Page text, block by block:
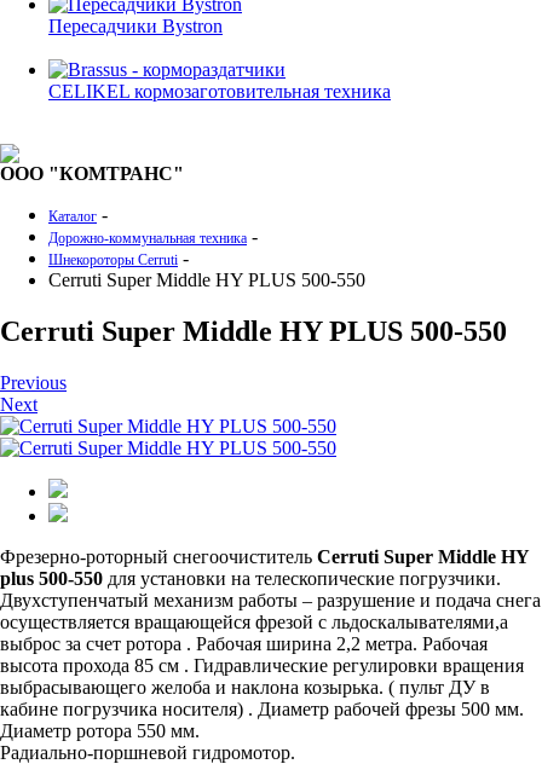
Пересадчики Bystron
CELIKEL кормозаготовительная техника
ООО "КОМТРАНС"
Каталог -
Дорожно-коммунальная техника -
Шнекороторы Cerruti -
Cerruti Super Middle HY PLUS 500-550
Cerruti Super Middle HY PLUS 500-550
Previous
Next
Фрезерно-роторный снегоочиститель Cerruti Super Middle HY
plus 500-550 для установки на телескопические погрузчики.
Двухступенчатый механизм работы – разрушение и подача снега
осуществляется вращающейся фрезой с льдоскалывателями,а
выброс за счет ротора . Рабочая ширина 2,2 метра. Рабочая
высота прохода 85 см . Гидравлические регулировки вращения
выбрасывающего желоба и наклона козырька. ( пульт ДУ в
кабине погрузчика носителя) . Диаметр рабочей фрезы 500 мм.
Диаметр ротора 550 мм.
Радиально-поршневой гидромотор.